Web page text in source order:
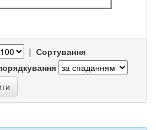
| Сортування